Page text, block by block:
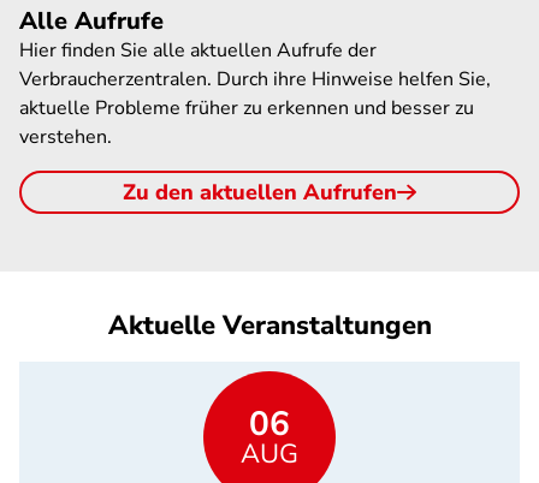
Alle Aufrufe
Hier finden Sie alle aktuellen Aufrufe der
Verbraucherzentralen. Durch ihre Hinweise helfen Sie,
aktuelle Probleme früher zu erkennen und besser zu
verstehen.
Zu den aktuellen Aufrufen
Aktuelle Veranstaltungen
06
AUG